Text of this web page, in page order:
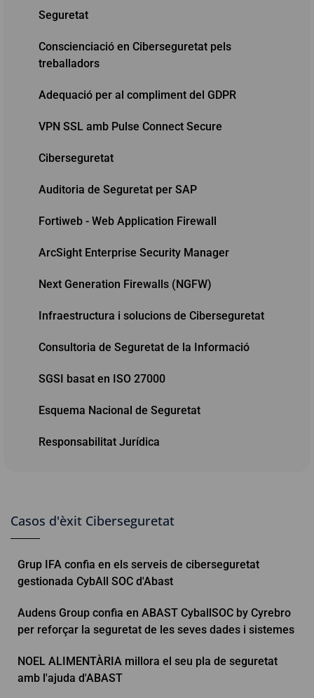
Seguretat
Conscienciació en Ciberseguretat pels
treballadors
Adequació per al compliment del GDPR
VPN SSL amb Pulse Connect Secure
Ciberseguretat
Auditoria de Seguretat per SAP
Fortiweb - Web Application Firewall
ArcSight Enterprise Security Manager
Next Generation Firewalls (NGFW)
Infraestructura i solucions de Ciberseguretat
Consultoria de Seguretat de la Informació
SGSI basat en ISO 27000
Esquema Nacional de Seguretat
Responsabilitat Jurídica
Casos d'èxit Ciberseguretat
Grup IFA confia en els serveis de ciberseguretat
gestionada CybAll SOC d'Abast
Audens Group confia en ABAST CyballSOC by Cyrebro
per reforçar la seguretat de les seves dades i sistemes
NOEL ALIMENTÀRIA millora el seu pla de seguretat
amb l'ajuda d'ABAST